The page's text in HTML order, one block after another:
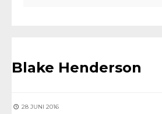
Blake Henderson
28 JUNI 2016